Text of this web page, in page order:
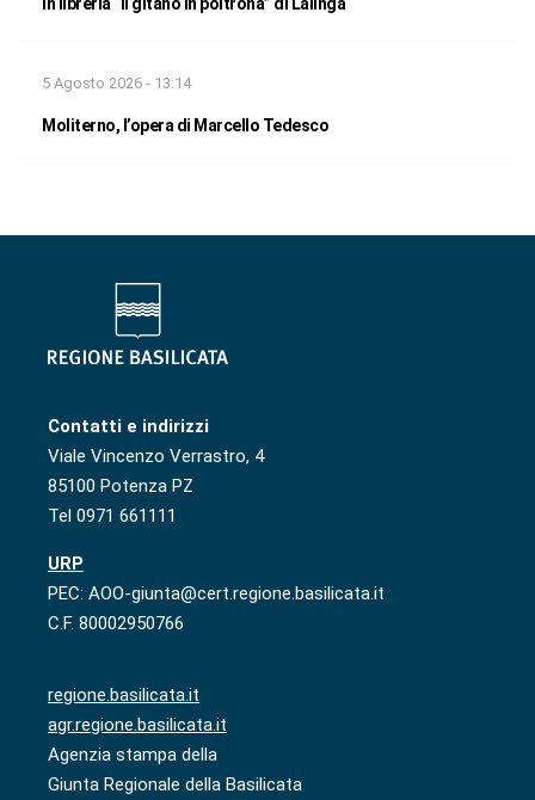
5 Agosto 2026 - 13:14
Moliterno, l’opera di Marcello Tedesco
Contatti e indirizzi
Viale Vincenzo Verrastro, 4
85100 Potenza PZ
Tel 0971 661111
URP
PEC: AOO-giunta@cert.regione.basilicata.it
C.F. 80002950766
regione.basilicata.it
agr.regione.basilicata.it
Agenzia stampa della
Giunta Regionale della Basilicata